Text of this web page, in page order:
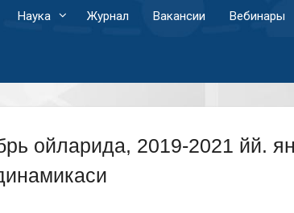
Наука Журнал Вакансии Вебинары
ойларида, 2019-2021 йй.